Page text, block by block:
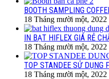
BOOTH SAMPLING
18 Tháng mười một, 2022
IN BẠT HIFLEX GIÁ RẺ
18 Tháng mười một, 2022
TOP STANDEE SỬ DỤNG
18 Tháng mười một, 2022